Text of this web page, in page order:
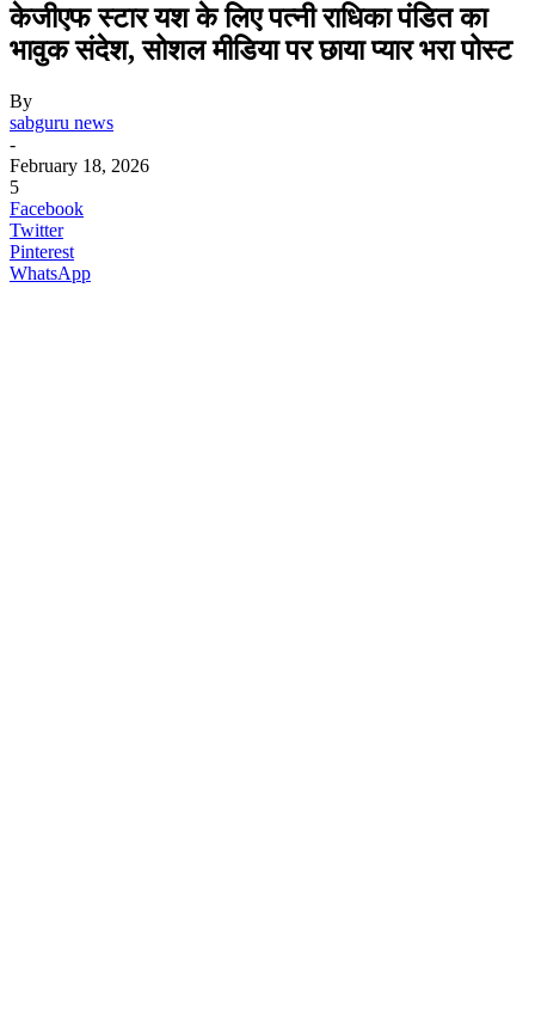
केजीएफ स्टार यश के लिए पत्नी राधिका पंडित का
भावुक संदेश, सोशल मीडिया पर छाया प्यार भरा पोस्ट
By
sabguru news
-
February 18, 2026
5
Facebook
Twitter
Pinterest
WhatsApp